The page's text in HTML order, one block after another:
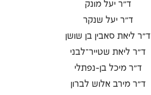
ד"ר יעל מונק
ד"ר יעל שנקר
ד"ר ליאת סאבין בן שושן
ד"ר ליאת שטייר־לבני
ד"ר מיכל בן-נפתלי
ד"ר מירב אלוש לברון